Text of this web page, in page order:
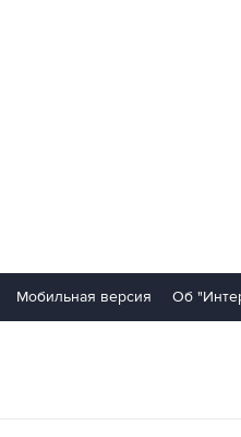
Мобильная версия Об